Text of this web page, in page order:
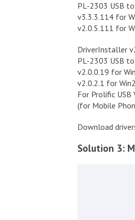
PL-2303 USB
v3.3.3.114 for
v2.0.5.111 for
DriverInstaller
PL-2303 USB
v2.0.0.19 for
v2.0.2.1 for
For Prolific
(for Mobile
Download
Solution 3: